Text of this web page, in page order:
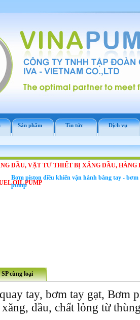
Sản phẩm Tin tức Dịch vụ
DẦU, VẬT TƯ THIẾT BỊ XĂNG DẦU, HÀNG
OIL PUMP
Bơm piston điều khiển vận hành bằng tay -
pump
SP cùng loại
tay, bơm tay gạt, Bơm
dầu, chất lỏng từ